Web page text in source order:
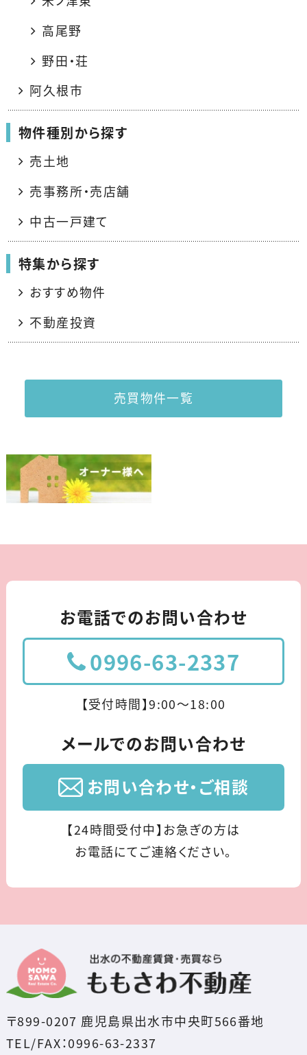
高尾野
野田・荘
阿久根市
物件種別から探す
売土地
売事務所・売店舗
中古一戸建て
特集から探す
おすすめ物件
不動産投資
売買物件一覧
お電話でのお問い合わせ
0996-63-2337
【受付時間】9:00〜18:00
メールでのお問い合わせ
お問い合わせ・ご相談
【24時間受付中】お急ぎの方は
お電話にてご連絡ください。
〒899-0207 鹿児島県出水市中央町566番地
TEL/FAX：0996-63-2337